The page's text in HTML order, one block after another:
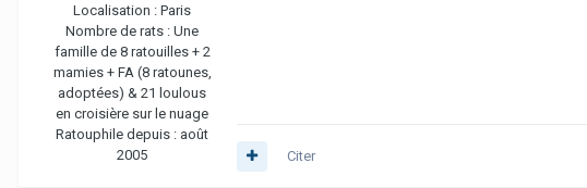
Localisation : Paris
Nombre de rats : Une
famille de 8 ratouilles + 2
mamies + FA (8 ratounes,
adoptées) & 21 loulous
en croisière sur le nuage
Ratouphile depuis : août
2005
Citer